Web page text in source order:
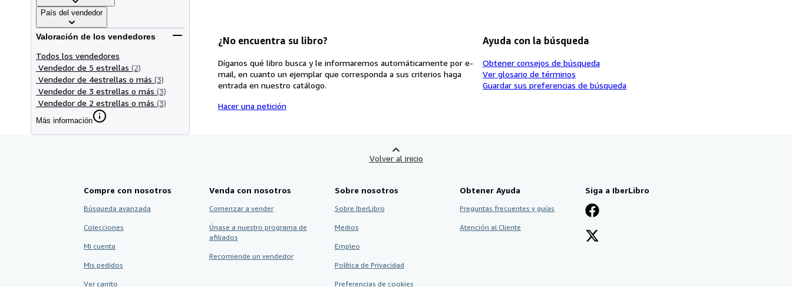
País del vendedor
Valoración de los vendedores
Todos los vendedores
Vendedor de 5 estrellas (2)
Vendedor de 4estrellas o más (3)
Vendedor de 3 estrellas o más (3)
Vendedor de 2 estrellas o más (3)
Más información
¿No encuentra su libro?
Díganos qué libro busca y le informaremos automáticamente por e-
mail, en cuanto un ejemplar que corresponda a sus criterios haga
entrada en nuestro catálogo.
Hacer una petición
Ayuda con la búsqueda
Obtener consejos de búsqueda
Ver glosario de términos
Guardar sus preferencias de búsqueda
Volver al inicio
Compre con nosotros
Búsqueda avanzada
Colecciones
Mi cuenta
Mis pedidos
Ver carrito
Venda con nosotros
Comenzar a vender
Únase a nuestro programa de
afiliados
Recomiende un vendedor
Sobre nosotros
Sobre IberLibro
Medios
Empleo
Política de Privacidad
Preferencias de cookies
Obtener Ayuda
Preguntas frecuentes y guías
Atención al Cliente
Siga a IberLibro